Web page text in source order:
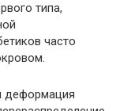
типа,
часто
деформация